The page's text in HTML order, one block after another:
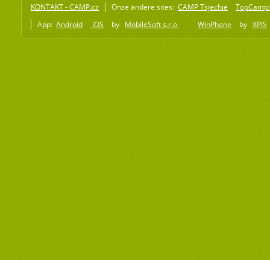
KONTAKT - CAMP.cz Onze andere sites: CAMP Tsjechië
App: Android iOS by MobileSoft s.r.o WinPhone by XPIS